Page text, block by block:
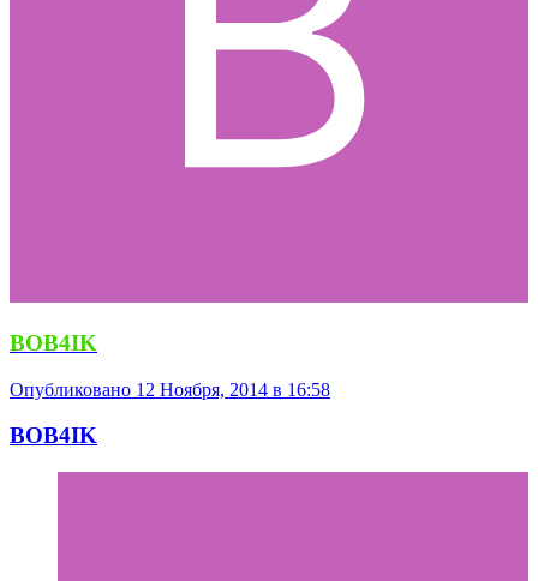
BOB4IK
Опубликовано 12 Ноября, 2014 в 16:58
BOB4IK